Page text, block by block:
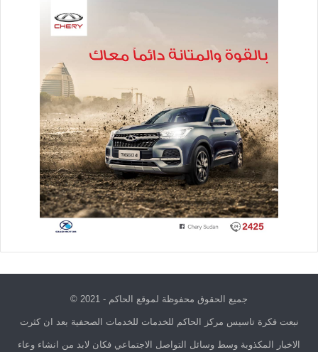
جميع الحقوق محفوظة لموقع الحاكم - 2021 ©
نبعت فكرة تاسيس مركز الحاكم للخدمات للخدمات الصحفية بعد ان كثرت
الاخبار المكذوبة وسط وسائل التواصل الاجتماعي فكان لابد من انشاء وعاء